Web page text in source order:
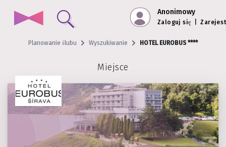
Anonimowy
Zaloguj się
Planowanie ślubu Wyszukiwanie HOTEL EUROBUS ****
Miejsce